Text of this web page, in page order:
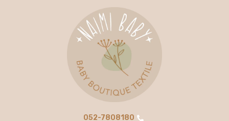
052-7808180